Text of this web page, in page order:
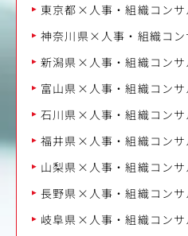
東京都×人事・組織コンサ
神奈川県×人事・組織コン
新潟県×人事・組織コンサ
富山県×人事・組織コンサ
石川県×人事・組織コンサ
福井県×人事・組織コンサ
山梨県×人事・組織コンサ
長野県×人事・組織コンサ
岐阜県×人事・組織コンサ